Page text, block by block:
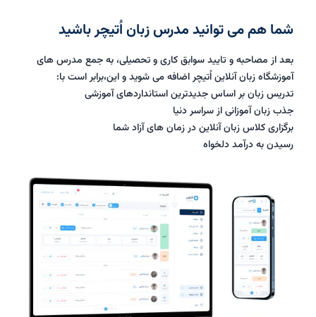
شما هم می توانید مدرس زبان اُتیچر باشید
بعد از مصاحبه و تایید سوابق کاری و تحصیلی، به جمع مدرس های
آموزشگاه زبان آنلاین اُتیچر اضافه می شوید و این،برابر است با:
تدریس زبان بر اساس جدیدترین استانداردهای آموزشی
جذب زبان آموزانی از سراسر دنیا
برگزاری کلاس زبان آنلاین در زمان های آزاد شما
رسیدن به درآمد دلخواه